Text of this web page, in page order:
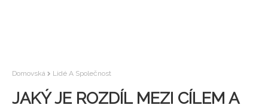
Domovská Lidé A Společnost
JAKÝ JE ROZDÍL MEZI CÍLEM A